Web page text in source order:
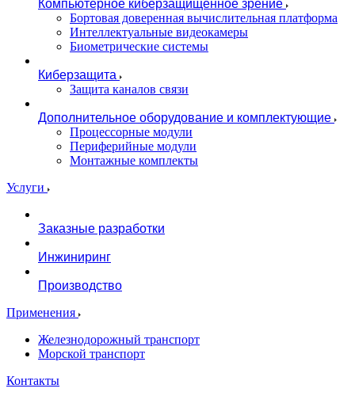
Компьютерное киберзащищенное зрение
Бортовая доверенная вычислительная платформа
Интеллектуальные видеокамеры
Биометрические системы
Киберзащита
Защита каналов связи
Дополнительное оборудование и комплектующие
Процессорные модули
Периферийные модули
Монтажные комплекты
Услуги
Заказные разработки
Инжиниринг
Производство
Применения
Железнодорожный транспорт
Морской транспорт
Контакты